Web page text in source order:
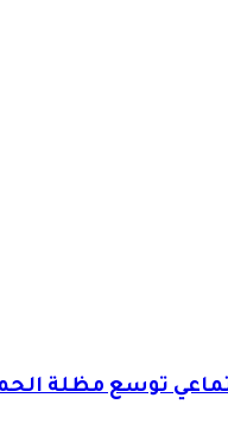
توسع مظلة